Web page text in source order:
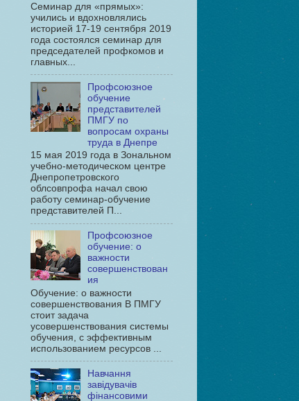
Семинар для «прямых»:
учились и вдохновлялись
историей 17-19 сентября 2019
года состоялся семинар для
председателей профкомов и
главных...
Профсоюзное
обучение
представителей
ПМГУ по
вопросам охраны
труда в Днепре
15 мая 2019 года в Зональном
учебно-методическом центре
Днепропетровского
облсовпрофа начал свою
работу семинар-обучение
представителей П...
Профсоюзное
обучение: о
важности
совершенствован
ия
Обучение: о важности
совершенствования В ПМГУ
стоит задача
усовершенствования системы
обучения, с эффективным
использованием ресурсов ...
Навчання
завідувачів
фінансовими